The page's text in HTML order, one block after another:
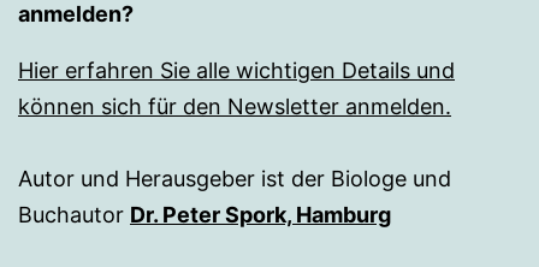
anmelden?
Hier erfahren Sie alle wichtigen Details und
können sich für den Newsletter anmelden.
Autor und Herausgeber ist der Biologe und
Buchautor Dr. Peter Spork, Hamburg